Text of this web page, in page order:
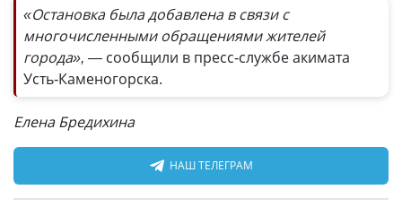
«Остановка была добавлена в связи с
многочисленными обращениями жителей
города», — сообщили в пресс-службе акимата
Усть-Каменогорска.
Елена Бредихина
НАШ ТЕЛЕГРАМ